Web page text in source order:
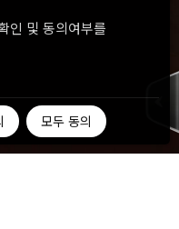
인 및 동의여부를
모두 동의